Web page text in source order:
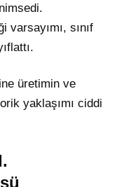
varsayımı, sınıf
üretimin ve
yaklaşımı ciddi